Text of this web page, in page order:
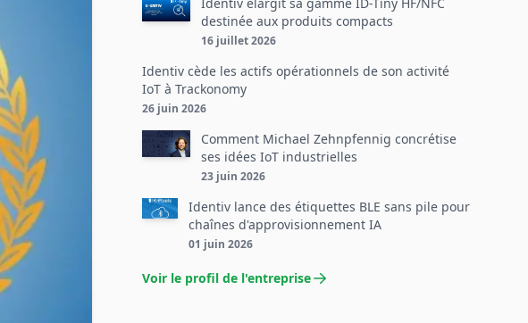
destinée aux produits compacts
16 juillet 2026
Identiv cède les actifs opérationnels de son activité
IoT à Trackonomy
26 juin 2026
Comment Michael Zehnpfennig concrétise
ses idées IoT industrielles
23 juin 2026
Identiv lance des étiquettes BLE sans pile pour
chaînes d'approvisionnement IA
01 juin 2026
Voir le profil de l'entreprise